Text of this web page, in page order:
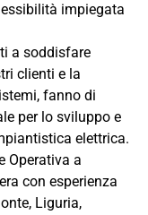
impiegata
a soddisfare
clienti e la
fanno di
per lo sviluppo e
elettrica.
Operativa a
con esperienza
Liguria,